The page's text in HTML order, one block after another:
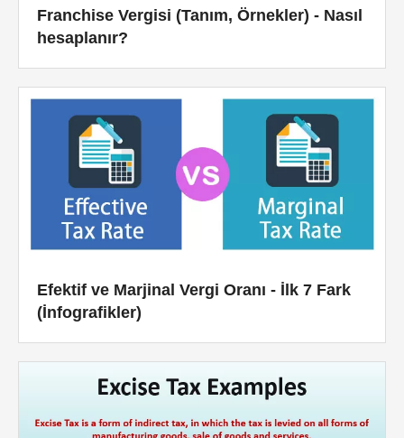
Franchise Vergisi (Tanım, Örnekler) - Nasıl
hesaplanır?
Efektif ve Marjinal Vergi Oranı - İlk 7 Fark
(İnfografikler)